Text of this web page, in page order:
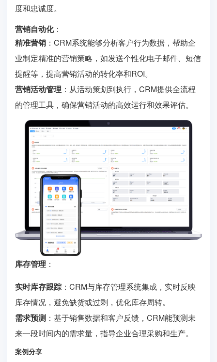
度和忠诚度。
营销自动化：
精准营销 ：CRM系统能够分析客户行为数据，帮助企
业制定精准的营销策略，如发送个性化电子邮件、短信
提醒等，提高营销活动的转化率和ROI。
营销活动管理 ：从活动策划到执行，CRM提供全流程
的管理工具，确保营销活动的高效运行和效果评估。
库存管理 ：
实时库存跟踪 ：CRM与库存管理系统集成，实时反映
库存情况，避免缺货或过剩，优化库存周转。
需求预测 ：基于销售数据和客户反馈，CRM能预测未
来一段时间内的需求量，指导企业合理采购和生产。
案例分享